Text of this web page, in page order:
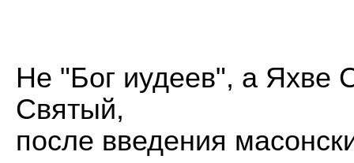
Не "Бог иудеев", а Яхве
Святый,
после введения